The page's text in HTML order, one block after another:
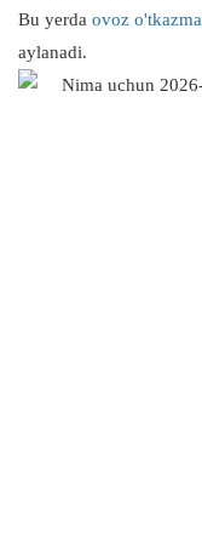
Bu yerda ovoz
aylanadi.